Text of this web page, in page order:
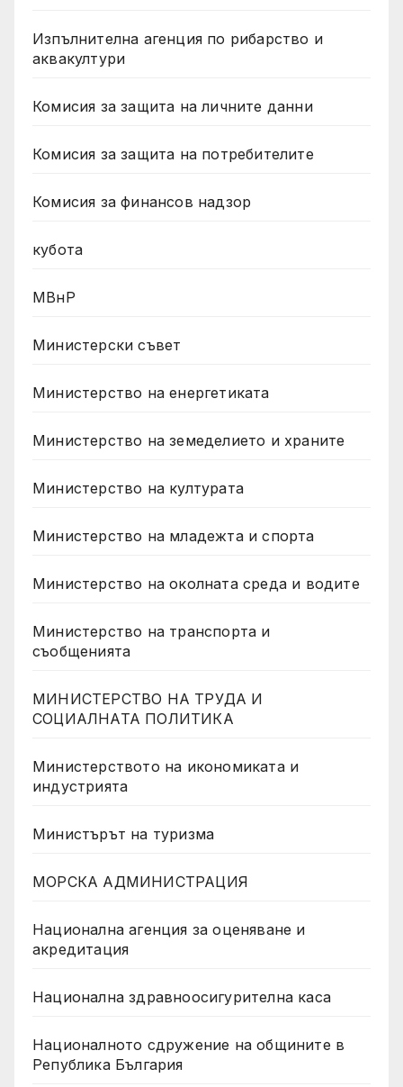
Изпълнителна агенция по рибарство и
аквакултури
Комисия за защита на личните данни
Комисия за защита на потребителите
Комисия за финансов надзор
кубота
МВнР
Министерски съвет
Министерство на енергетиката
Министерство на земеделието и храните
Министерство на културата
Министерство на младежта и спорта
Министерство на околната среда и водите
Министерство на транспорта и
съобщенията
МИНИСТЕРСТВО НА ТРУДА И
СОЦИАЛНАТА ПОЛИТИКА
Министерството на икономиката и
индустрията
Министърът на туризма
МОРСКА АДМИНИСТРАЦИЯ
Национална агенция за оценяване и
акредитация
Национална здравноосигурителна каса
Националното сдружение на общините в
Република България